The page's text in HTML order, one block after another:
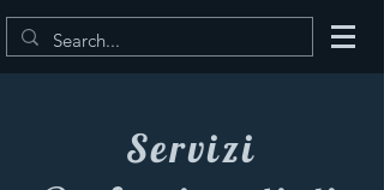
Servizi